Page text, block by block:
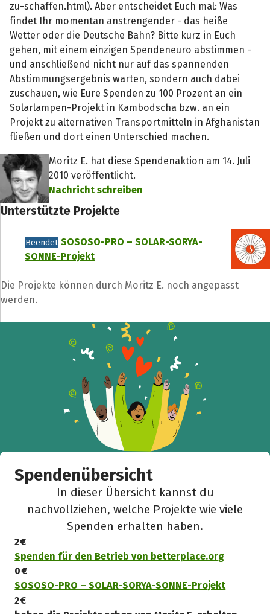
zu-schaffen.html). Aber entscheidet Euch mal: Was
findet Ihr momentan anstrengender - das heiße
Wetter oder die Deutsche Bahn? Bitte kurz in Euch
gehen, mit einem einzigen Spendeneuro abstimmen -
und anschließend nicht nur auf das spannenden
Abstimmungsergebnis warten, sondern auch dabei
zuschauen, wie Eure Spenden zu 100 Prozent an ein
Solarlampen-Projekt in Kambodscha bzw. an ein
Projekt zu alternativen Transportmitteln in Afghanistan
fließen und dort einen Unterschied machen.
Moritz E. hat diese Spendenaktion am 14. Juli
2010 veröffentlicht.
Nachricht schreiben
Unterstützte Projekte
Beendet SOSOSO-PRO – SOLAR-SORYA-
SONNE-Projekt
Die Projekte können durch Moritz E. noch angepasst
werden.
Spendenübersicht
In dieser Übersicht kannst du
nachvollziehen, welche Projekte wie viele
Spenden erhalten haben.
2 €
Spenden für den Betrieb von betterplace.org
0 €
SOSOSO-PRO – SOLAR-SORYA-SONNE-Projekt
2 €